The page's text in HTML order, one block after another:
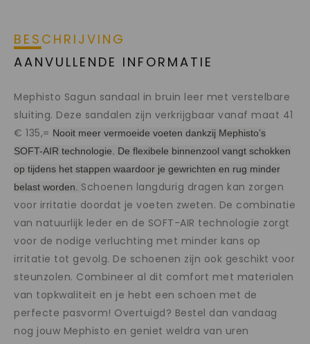
BESCHRIJVING
AANVULLENDE INFORMATIE
Mephisto Sagun sandaal in bruin leer met verstelbare
sluiting. Deze sandalen zijn verkrijgbaar vanaf maat 41
€ 135,= Nooit meer vermoeide voeten dankzij Mephisto’s
SOFT-AIR technologie. De flexibele binnenzool vangt schokken
op tijdens het stappen waardoor je gewrichten en rug minder
belast worden. Schoenen langdurig dragen kan zorgen
voor irritatie doordat je voeten zweten. De combinatie
van natuurlijk leder en de SOFT-AIR technologie zorgt
voor de nodige verluchting met minder kans op
irritatie tot gevolg. De schoenen zijn ook geschikt voor
steunzolen. Combineer al dit comfort met materialen
van topkwaliteit en je hebt een schoen met de
perfecte pasvorm! Overtuigd? Bestel dan vandaag
nog jouw Mephisto en geniet weldra van uren